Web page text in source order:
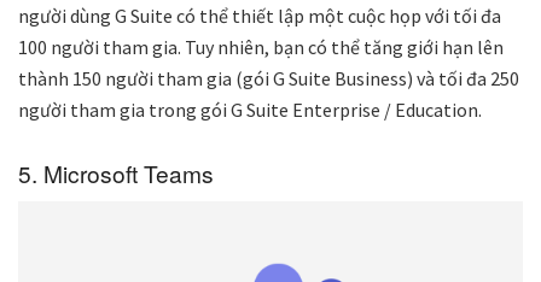
người dùng G Suite có thể thiết lập một cuộc họp với tối đa
100 người tham gia. Tuy nhiên, bạn có thể tăng giới hạn lên
thành 150 người tham gia (gói G Suite Business) và tối đa 250
người tham gia trong gói G Suite Enterprise / Education.
5. Microsoft Teams